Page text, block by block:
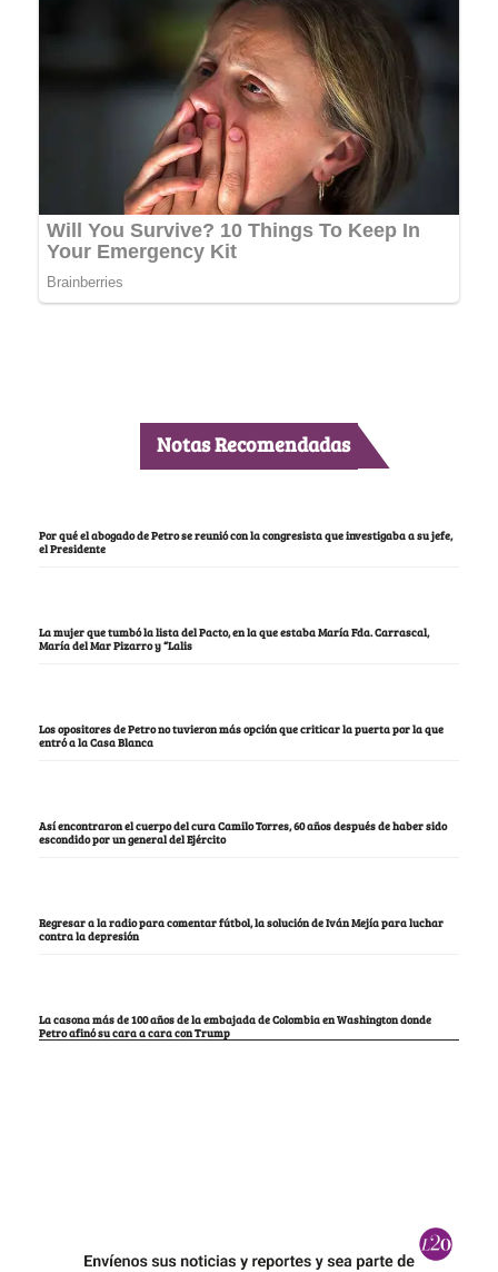
Notas Recomendadas
Por qué el abogado de Petro se reunió con la congresista que investigaba a su jefe,
el Presidente
La mujer que tumbó la lista del Pacto, en la que estaba María Fda. Carrascal,
María del Mar Pizarro y “Lalis
Los opositores de Petro no tuvieron más opción que criticar la puerta por la que
entró a la Casa Blanca
Así encontraron el cuerpo del cura Camilo Torres, 60 años después de haber sido
escondido por un general del Ejército
Regresar a la radio para comentar fútbol, la solución de Iván Mejía para luchar
contra la depresión
La casona más de 100 años de la embajada de Colombia en Washington donde
Petro afinó su cara a cara con Trump